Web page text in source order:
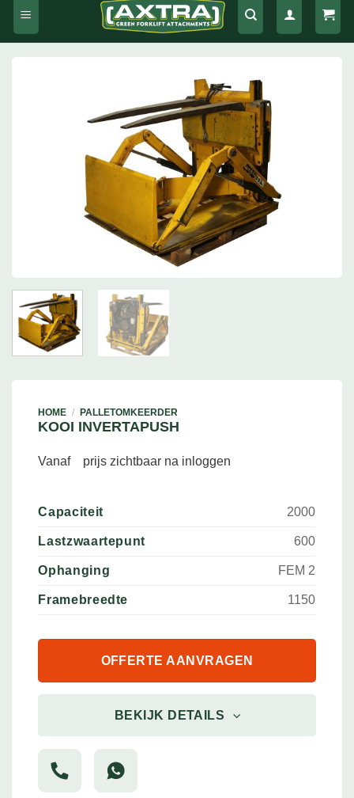
HOME / PALLETOMKEERDER
KOOI INVERTAPUSH
Vanaf prijs zichtbaar na inloggen
Capaciteit 2000
Lastzwaartepunt 600
Ophanging FEM 2
Framebreedte 1150
OFFERTE AANVRAGEN
BEKIJK DETAILS